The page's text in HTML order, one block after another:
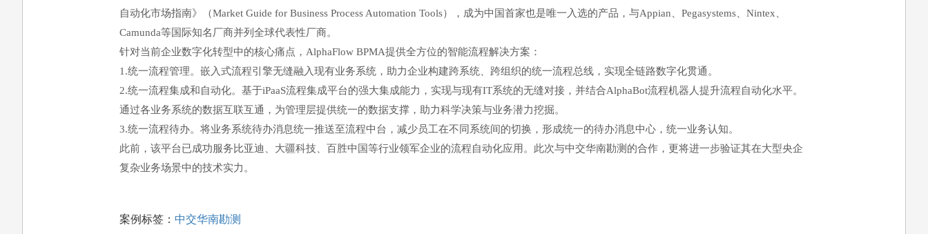
自动化市场指南》（Market Guide for Business Process Automation Tools），成为中国首家也是唯一入选的产品，与Appian、Pegasystems、Nintex、
Camunda等国际知名厂商并列全球代表性厂商。
针对当前企业数字化转型中的核心痛点，AlphaFlow BPMA提供全方位的智能流程解决方案：
1.统一流程管理。嵌入式流程引擎无缝融入现有业务系统，助力企业构建跨系统、跨组织的统一流程总线，实现全链路数字化贯通。
2.统一流程集成和自动化。基于iPaaS流程集成平台的强大集成能力，实现与现有IT系统的无缝对接，并结合AlphaBot流程机器人提升流程自动化水平。
通过各业务系统的数据互联互通，为管理层提供统一的数据支撑，助力科学决策与业务潜力挖掘。
3.统一流程待办。将业务系统待办消息统一推送至流程中台，减少员工在不同系统间的切换，形成统一的待办消息中心，统一业务认知。
此前，该平台已成功服务比亚迪、大疆科技、百胜中国等行业领军企业的流程自动化应用。此次与中交华南勘测的合作，更将进一步验证其在大型央企
复杂业务场景中的技术实力。
案例标签： 中交华南勘测